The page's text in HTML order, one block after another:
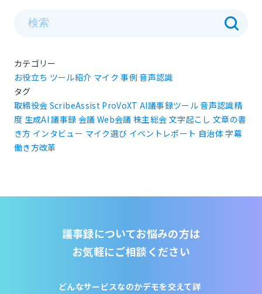
カテゴリー
お役立ち ツール紹介 マイク 事例 音声認識
タグ
取締役会 ScribeAssist ProVoXT AI議事録ツール音声認識精
度 生成AI 議事録 会議 Web会議 株主総会 文字起こし 文章の書
き方 インタビュー マイク選び イベントレポート 自治体字幕
働き方改革
議事録についてお悩みの方は
お気軽にご相談ください
どんなサービスなのかデモを交えて詳